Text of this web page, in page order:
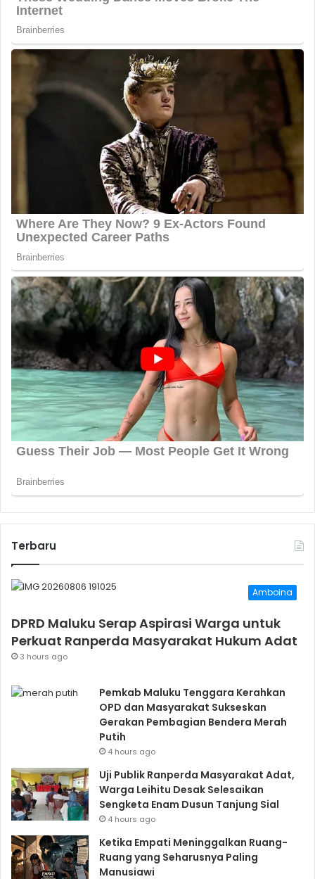
Terbaru
Amboina
DPRD Maluku Serap Aspirasi Warga untuk
Perkuat Ranperda Masyarakat Hukum Adat
3 hours ago
Pemkab Maluku Tenggara Kerahkan
OPD dan Masyarakat Sukseskan
Gerakan Pembagian Bendera Merah
Putih
4 hours ago
Uji Publik Ranperda Masyarakat Adat,
Warga Leihitu Desak Selesaikan
Sengketa Enam Dusun Tanjung Sial
4 hours ago
Ketika Empati Meninggalkan Ruang-
Ruang yang Seharusnya Paling
Manusiawi